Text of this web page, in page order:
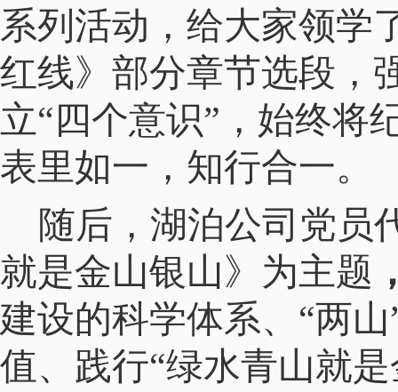
系列活动，给大家领学
红线》部分章节选段，
立“四个意识”，始终将
表里如一，知行合一。
随后，湖泊公司党员
就是金山银山》为主题
建设的科学体系、“两
值、践行“绿水青山就